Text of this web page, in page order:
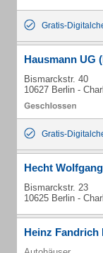
Gratis-
Hausmann UG
Bismarckstr. 40
10627 Berlin -
Gratis-
Hecht Wolfgang
Bismarckstr. 23
10625 Berlin -
Heinz Fandrich